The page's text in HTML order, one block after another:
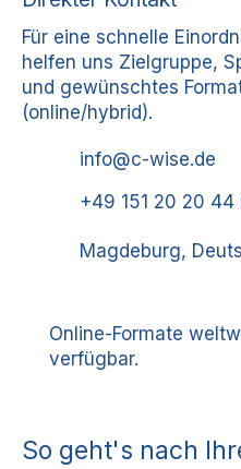
Für eine schnelle
helfen uns Zielgruppe,
und gewünschtes
(online/hybrid).
info@c-wise.de
+49 151 20 20 44
Magdeburg,
Online-Formate
verfügbar.
So geht's nach